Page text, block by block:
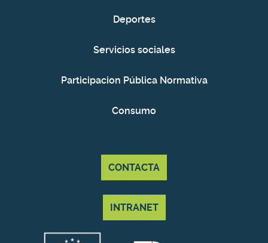
Deportes
Servicios sociales
Participacion Pública Normativa
Consumo
CONTACTA
INTRANET